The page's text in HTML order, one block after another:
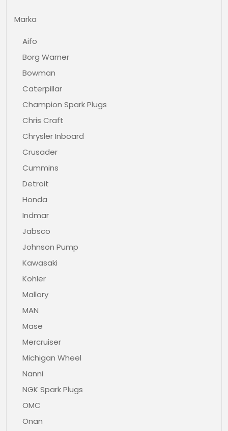
Marka
Aifo
Borg Warner
Bowman
Caterpillar
Champion Spark Plugs
Chris Craft
Chrysler Inboard
Crusader
Cummins
Detroit
Honda
Indmar
Jabsco
Johnson Pump
Kawasaki
Kohler
Mallory
MAN
Mase
Mercruiser
Michigan Wheel
Nanni
NGK Spark Plugs
OMC
Onan